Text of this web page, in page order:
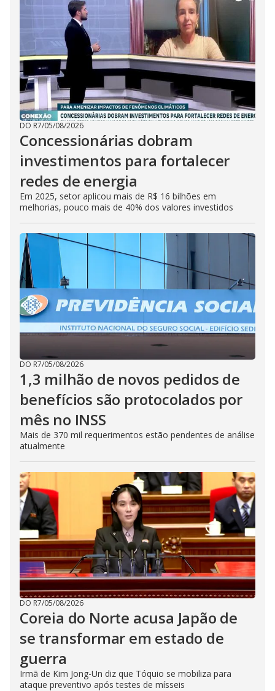
DO R7/05/08/2026
Concessionárias dobram
investimentos para fortalecer
redes de energia
Em 2025, setor aplicou mais de R$ 16 bilhões em
melhorias, pouco mais de 40% dos valores investidos
DO R7/05/08/2026
1,3 milhão de novos pedidos de
benefícios são protocolados por
mês no INSS
Mais de 370 mil requerimentos estão pendentes de análise
atualmente
DO R7/05/08/2026
Coreia do Norte acusa Japão de
se transformar em estado de
guerra
Irmã de Kim Jong-Un diz que Tóquio se mobiliza para
ataque preventivo após testes de mísseis